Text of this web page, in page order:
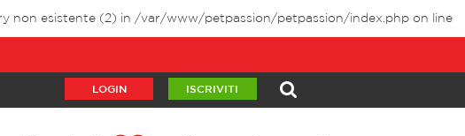
non esistente (2) in /var/www/petpassion/petpassion/index.php on line
LOGIN ISCRIVITI